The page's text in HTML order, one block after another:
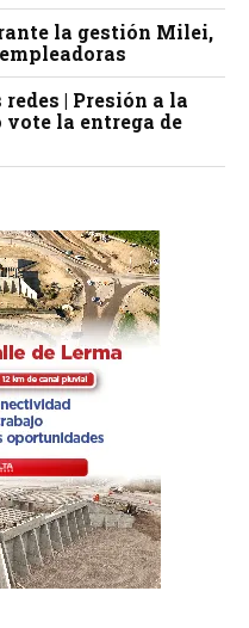
la gestión Milei,
| Presión a la
la entrega de